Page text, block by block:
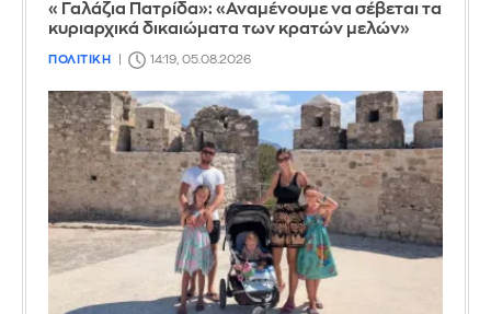
«Γαλάζια Πατρίδα»: «Αναμένουμε να σέβεται τα
κυριαρχικά δικαιώματα των κρατών μελών»
ΠΟΛΙΤΙΚΗ 14:19, 05.08.2026